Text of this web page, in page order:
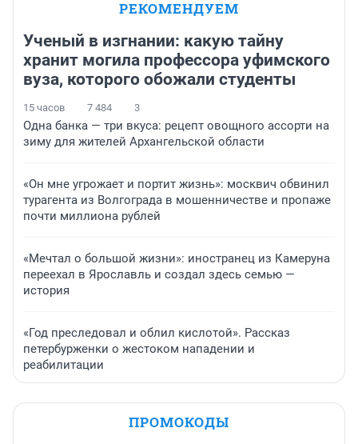
РЕКОМЕНДУЕМ
Ученый в изгнании: какую тайну
хранит могила профессора уфимского
вуза, которого обожали студенты
15 часов 7 484 3
Одна банка — три вкуса: рецепт овощного ассорти на
зиму для жителей Архангельской области
«Он мне угрожает и портит жизнь»: москвич обвинил
турагента из Волгограда в мошенничестве и пропаже
почти миллиона рублей
«Мечтал о большой жизни»: иностранец из Камеруна
переехал в Ярославль и создал здесь семью —
история
«Год преследовал и облил кислотой». Рассказ
петербурженки о жестоком нападении и
реабилитации
ПРОМОКОДЫ